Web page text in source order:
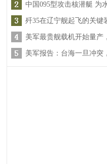
中国095型攻击核潜艇 为
歼35在辽宁舰起飞的关键
美军最贵舰载机开始量产
美军报告：台海一旦冲突